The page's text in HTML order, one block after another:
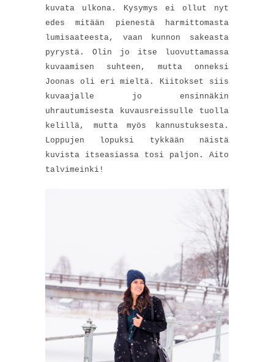
kuvata ulkona. Kysymys ei ollut nyt
edes mitään pienestä harmittomasta
lumisaateesta, vaan kunnon sakeasta
pyrystä. Olin jo itse luovuttamassa
kuvaamisen suhteen, mutta onneksi
Joonas oli eri mieltä. Kiitokset siis
kuvaajalle jo ensinnäkin
uhrautumisesta kuvausreissulle tuolla
kelillä, mutta myös kannustuksesta.
Loppujen lopuksi tykkään näistä
kuvista itseasiassa tosi paljon. Aito
talvimeinki!